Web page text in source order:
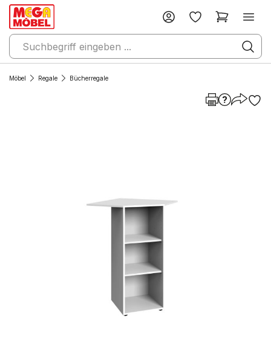
Möbel Regale Bücherregale